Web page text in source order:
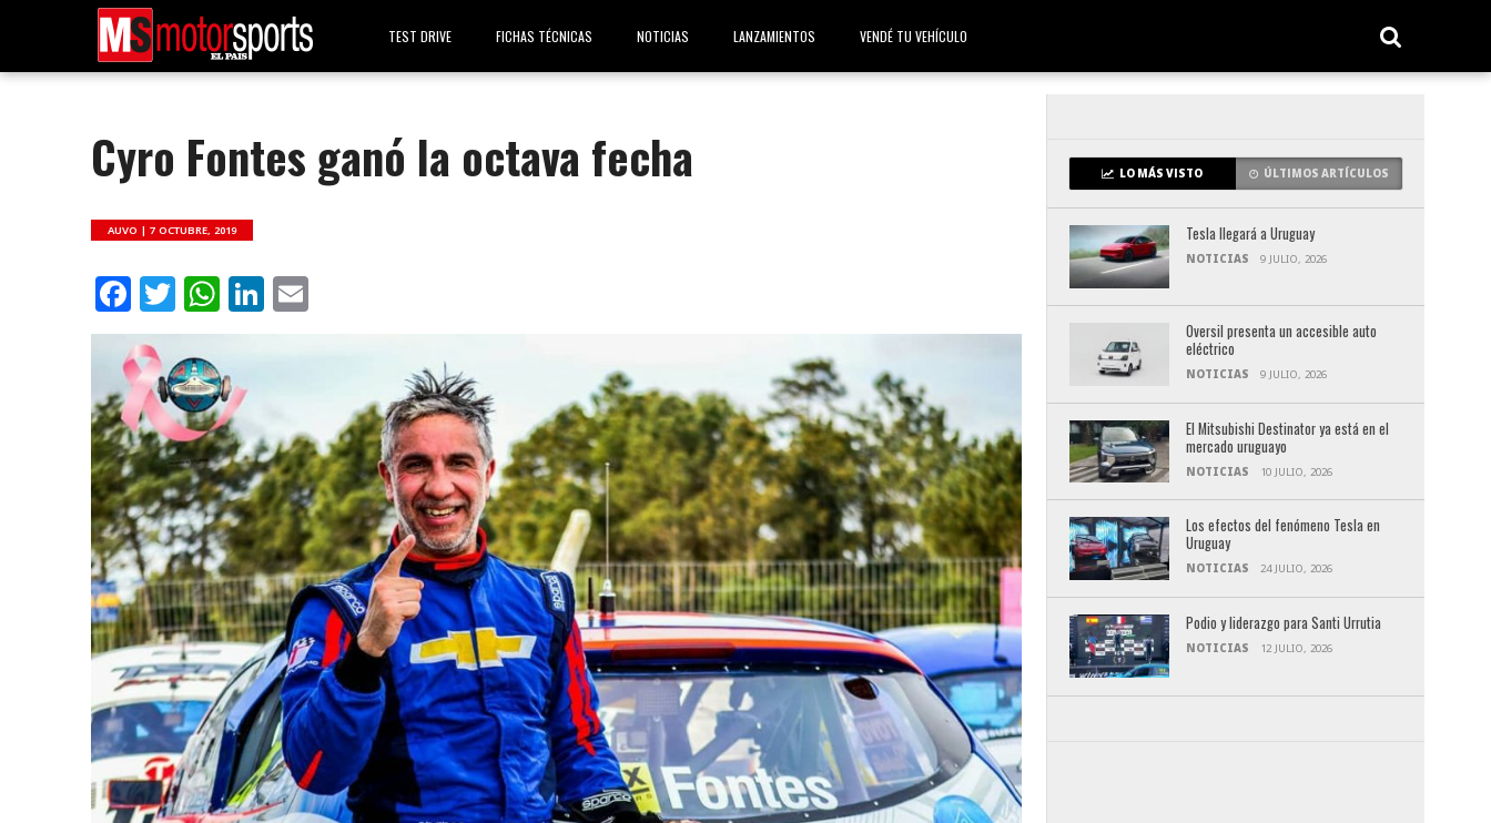
TEST DRIVE FICHAS TÉCNICAS NOTICIAS LANZAMIENTOS VENDÉ TU VEHÍCULO
Cyro Fontes ganó la octava fecha
AUVO |7 OCTUBRE, 2019
Facebook
Twitter
WhatsApp
LinkedIn
LO MÁS VISTO ÚLTIMOS ARTÍCULOS
Tesla llegará a Uruguay
NOTICIAS 9 JULIO, 2026
Oversil presenta un accesible auto
eléctrico
NOTICIAS 9 JULIO, 2026
El Mitsubishi Destinator ya está en el
mercado uruguayo
NOTICIAS 10 JULIO, 2026
Los efectos del fenómeno Tesla en
Uruguay
NOTICIAS 24 JULIO, 2026
Podio y liderazgo para Santi Urrutia
NOTICIAS 12 JULIO, 2026